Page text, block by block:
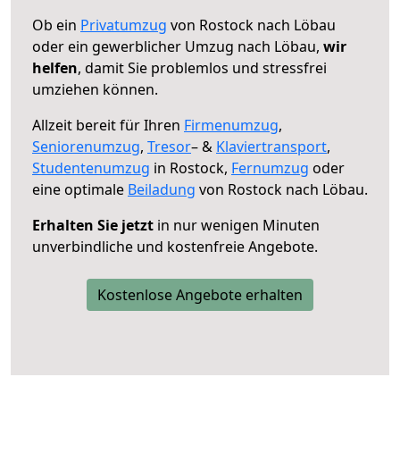
Ob ein Privatumzug von Rostock nach Löbau
oder ein gewerblicher Umzug nach Löbau, wir
helfen, damit Sie problemlos und stressfrei
umziehen können.
Allzeit bereit für Ihren Firmenumzug,
Seniorenumzug, Tresor– & Klaviertransport,
Studentenumzug in Rostock, Fernumzug oder
eine optimale Beiladung von Rostock nach Löbau.
Erhalten Sie jetzt in nur wenigen Minuten
unverbindliche und kostenfreie Angebote.
Kostenlose Angebote erhalten